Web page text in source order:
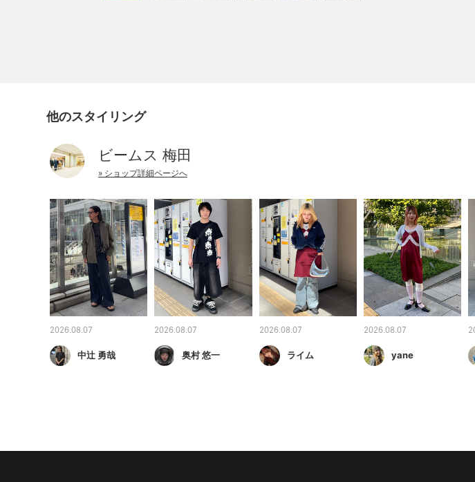
他のスタイリング
ビームス 梅田
» ショップ詳細ページへ
2026.08.07
中辻 勇哉
2026.08.07
奥村 悠一
2026.08.07
ライム
2026.08.07
yane